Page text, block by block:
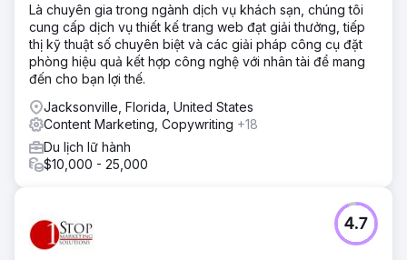
Là chuyên gia trong ngành dịch vụ khách sạn, chúng tôi
cung cấp dịch vụ thiết kế trang web đạt giải thưởng, tiếp
thị kỹ thuật số chuyên biệt và các giải pháp công cụ đặt
phòng hiệu quả kết hợp công nghệ với nhân tài để mang
đến cho bạn lợi thế.
Jacksonville, Florida, United States
Content Marketing, Copywriting +18
Du lịch lữ hành
$10,000 - 25,000
4.7